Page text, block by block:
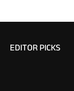
EDITOR PICKS